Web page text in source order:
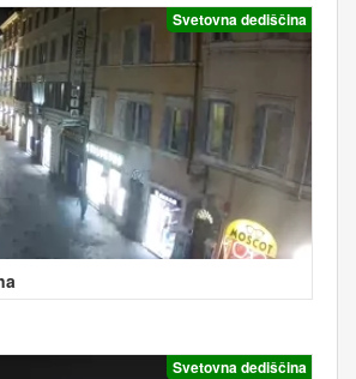
Svetovna dediščina
Svetovna dediščina